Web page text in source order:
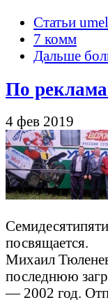
Статьи
7 комм
Дальше
По
4 фев 2019
посвящается.
Михаил
последнюю
— 2002 год.